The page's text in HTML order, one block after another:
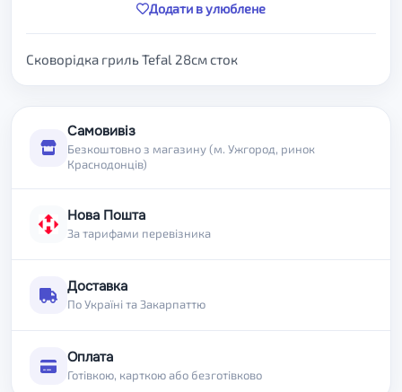
Додати в улюблене
Сковорідка гриль Tefal 28см сток
Самовивіз
Безкоштовно з магазину (м. Ужгород, ринок
Краснодонців)
Нова Пошта
За тарифами перевізника
Доставка
По Україні та Закарпаттю
Оплата
Готівкою, карткою або безготівково